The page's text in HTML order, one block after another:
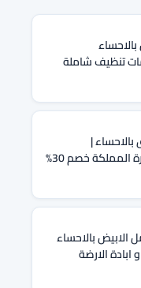
خدمات تنظيف شاملة
|
الابيض بالاحساء
رش و ابادة الارضة